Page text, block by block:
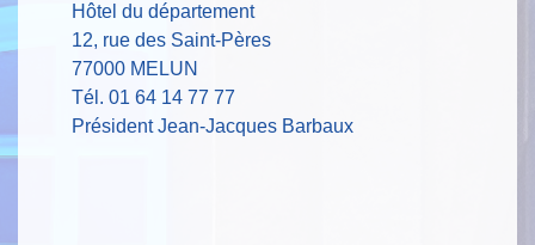
Hôtel du département
12, rue des Saint-Pères
77000 MELUN
Tél. 01 64 14 77 77
Président Jean-Jacques Barbaux